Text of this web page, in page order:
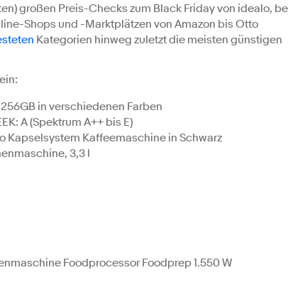
großen Preis-Checks zum Black Friday von idealo,
Shops und -Marktplätzen von Amazon bis Otto
Kategorien hinweg zuletzt die meisten günstigen
256GB in verschiedenen Farben
A (Spektrum A++ bis E)
Kapselsystem Kaffeemaschine in Schwarz
3,3 l
Foodprocessor Foodprep 1.550 W